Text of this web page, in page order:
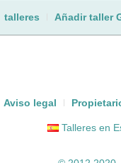
talleres Añadir taller
Aviso legal
Talleres en